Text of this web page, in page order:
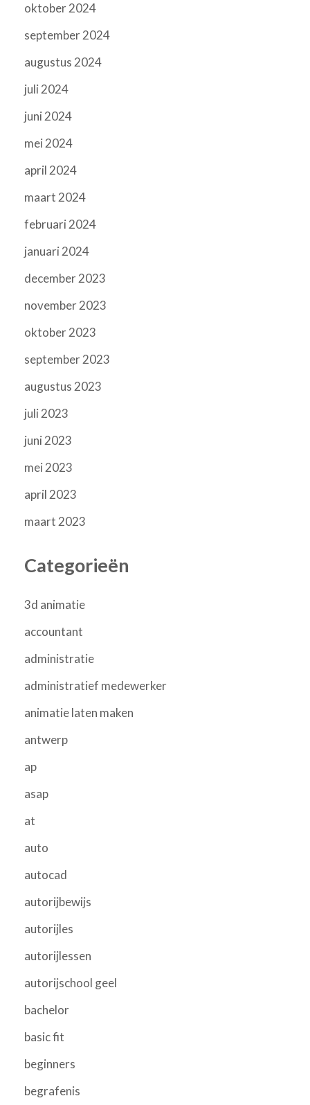
oktober 2024
september 2024
augustus 2024
juli 2024
juni 2024
mei 2024
april 2024
maart 2024
februari 2024
januari 2024
december 2023
november 2023
oktober 2023
september 2023
augustus 2023
juli 2023
juni 2023
mei 2023
april 2023
maart 2023
Categorieën
3d animatie
accountant
administratie
administratief medewerker
animatie laten maken
antwerp
ap
asap
at
auto
autocad
autorijbewijs
autorijles
autorijlessen
autorijschool geel
bachelor
basic fit
beginners
begrafenis